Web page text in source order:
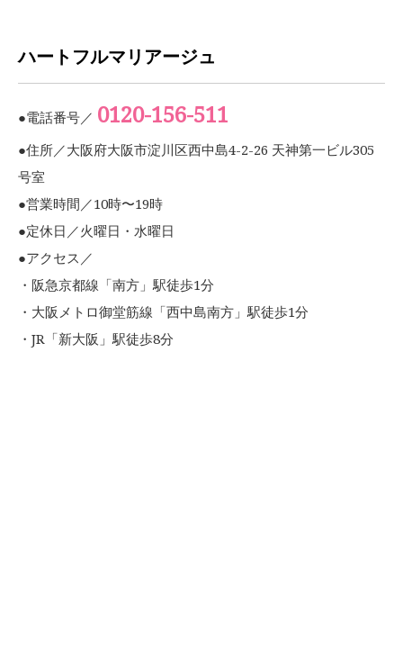
ハートフルマリアージュ
●電話番号／ 0120-156-511
●住所／大阪府大阪市淀川区西中島4-2-26 天神第一ビル305
号室
●営業時間／10時〜19時
●定休日／火曜日・水曜日
●アクセス／
・阪急京都線「南方」駅徒歩1分
・大阪メトロ御堂筋線「西中島南方」駅徒歩1分
・JR「新大阪」駅徒歩8分